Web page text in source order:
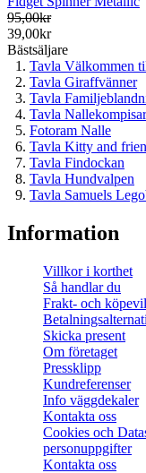
95,00kr
39,00kr
Bästsäljare
Tavla Välkommen
Tavla Giraffvänner
Tavla
Tavla Nallekompisar
Fotoram Nalle
Tavla Kitty and
Tavla Findockan
Tavla Hundvalpen
Tavla Samuels
Information
Villkor i korthet
Så handlar du
Frakt- och
Skicka present
Om företaget
Pressklipp
Kundreferenser
Info väggdekaler
Kontakta oss
Cookies och
personuppgifter
Kontakta oss